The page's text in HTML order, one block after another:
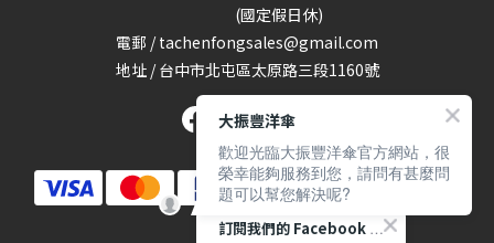
(國定假日休)
電郵 / tachenfongsales@gmail.com
地址 / 台中市北屯區太原路三段1160號
訂閱我們的 Facebook 專頁
大振豐洋傘
歡迎光臨大振豐洋傘官方網站，很
榮幸能夠服務到您，請問有甚麼問
題可以幫您解決呢?